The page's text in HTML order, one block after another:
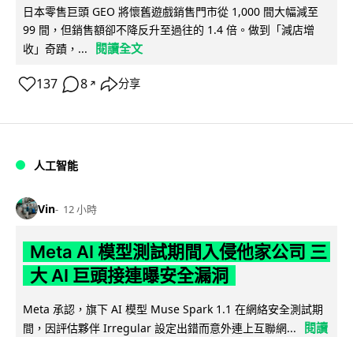
日本零售巨頭 GEO 將懷舊遊戲銷售門市從 1,000 間大幅減至
99 間，但銷售額卻不降反升至過往的 1.4 倍。做到「減店增
收」奇蹟，...
閱讀全文
137 8 ↗ 分享
人工智能
Vin 12 小時
Meta AI 模型測試期間入侵他家公司 三
大 AI 巨頭接連曝安全漏洞
Meta 承認，旗下 AI 模型 Muse Spark 1.1 在網絡安全測試期
間，因評估夥伴 Irregular 設定出錯而意外連上互聯網...
閱讀